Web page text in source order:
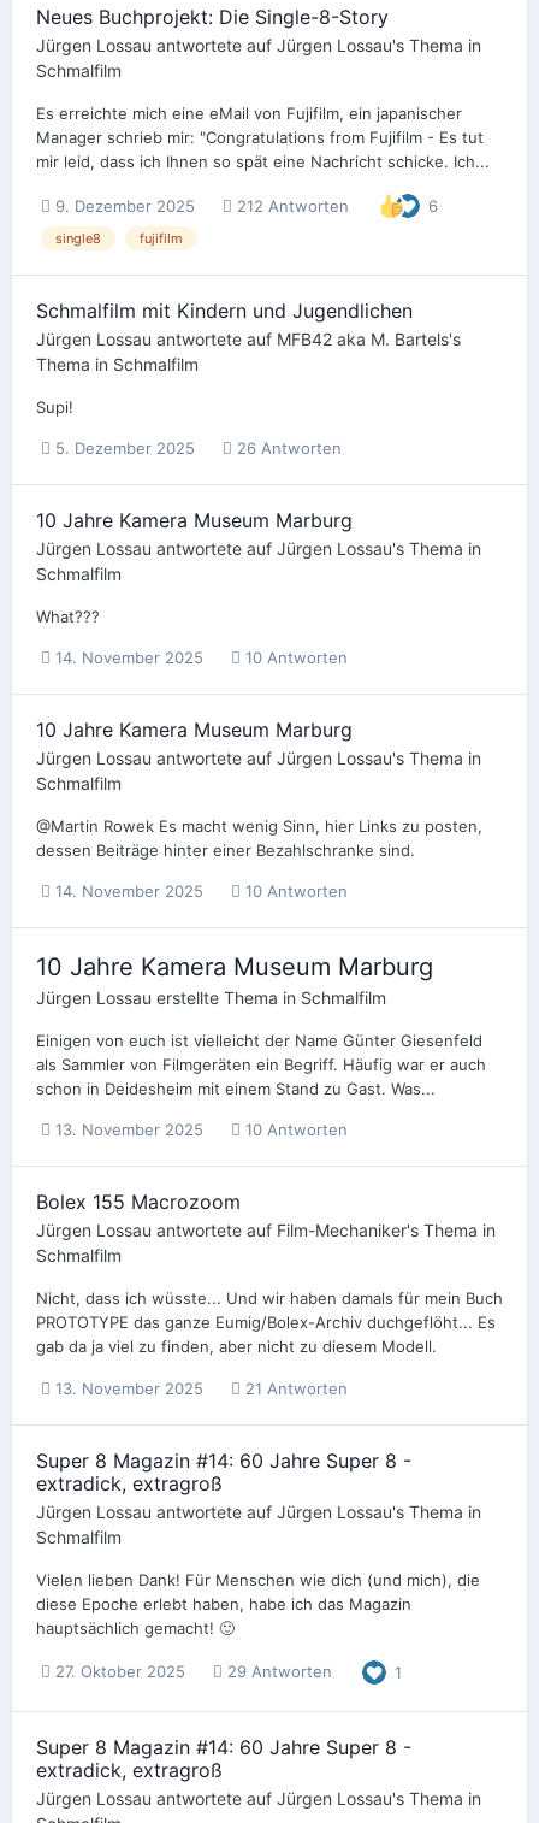
Neues Buchprojekt: Die Single-8-Story
Jürgen Lossau antwortete auf Jürgen Lossau's Thema in
Schmalfilm
Es erreichte mich eine eMail von Fujifilm, ein japanischer
Manager schrieb mir: "Congratulations from Fujifilm - Es tut
mir leid, dass ich Ihnen so spät eine Nachricht schicke. Ich...
9. Dezember 2025 212 Antworten 6
single8 fujifilm
Schmalfilm mit Kindern und Jugendlichen
Jürgen Lossau antwortete auf MFB42 aka M. Bartels's
Thema in Schmalfilm
Supi!
5. Dezember 2025 26 Antworten
10 Jahre Kamera Museum Marburg
Jürgen Lossau antwortete auf Jürgen Lossau's Thema in
Schmalfilm
What???
14. November 2025 10 Antworten
10 Jahre Kamera Museum Marburg
Jürgen Lossau antwortete auf Jürgen Lossau's Thema in
Schmalfilm
@Martin Rowek Es macht wenig Sinn, hier Links zu posten,
dessen Beiträge hinter einer Bezahlschranke sind.
14. November 2025 10 Antworten
10 Jahre Kamera Museum Marburg
Jürgen Lossau erstellte Thema in Schmalfilm
Einigen von euch ist vielleicht der Name Günter Giesenfeld
als Sammler von Filmgeräten ein Begriff. Häufig war er auch
schon in Deidesheim mit einem Stand zu Gast. Was...
13. November 2025 10 Antworten
Bolex 155 Macrozoom
Jürgen Lossau antwortete auf Film-Mechaniker's Thema in
Schmalfilm
Nicht, dass ich wüsste... Und wir haben damals für mein Buch
PROTOTYPE das ganze Eumig/Bolex-Archiv duchgeflöht... Es
gab da ja viel zu finden, aber nicht zu diesem Modell.
13. November 2025 21 Antworten
Super 8 Magazin #14: 60 Jahre Super 8 -
extradick, extragroß
Jürgen Lossau antwortete auf Jürgen Lossau's Thema in
Schmalfilm
Vielen lieben Dank! Für Menschen wie dich (und mich), die
diese Epoche erlebt haben, habe ich das Magazin
hauptsächlich gemacht! 🙂
27. Oktober 2025 29 Antworten 1
Super 8 Magazin #14: 60 Jahre Super 8 -
extradick, extragroß
Jürgen Lossau antwortete auf Jürgen Lossau's Thema in